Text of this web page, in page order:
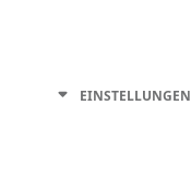
EINSTELLUNGEN